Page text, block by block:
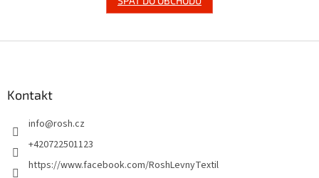
Kontakt
info@rosh.cz
+420722501123
https://www.facebook.com/RoshLevnyTextil